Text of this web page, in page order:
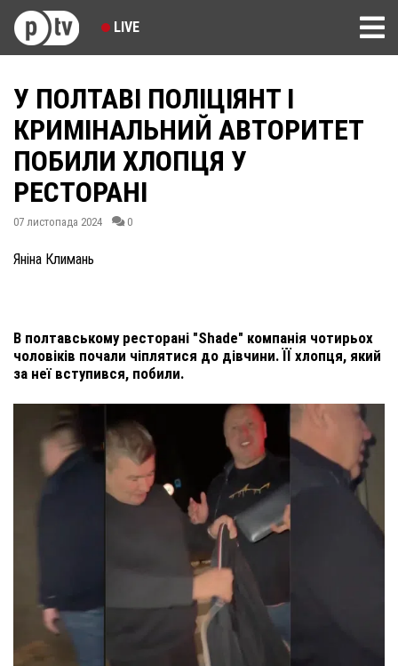
LIVE
У ПОЛТАВІ ПОЛІЦІЯНТ І
КРИМІНАЛЬНИЙ АВТОРИТЕТ
ПОБИЛИ ХЛОПЦЯ У
РЕСТОРАНІ
07 листопада 2024 0
Яніна Климань
В полтавському ресторані "Shade" компанія чотирьох
чоловіків почали чіплятися до дівчини. ЇЇ хлопця, який
за неї вступився, побили.